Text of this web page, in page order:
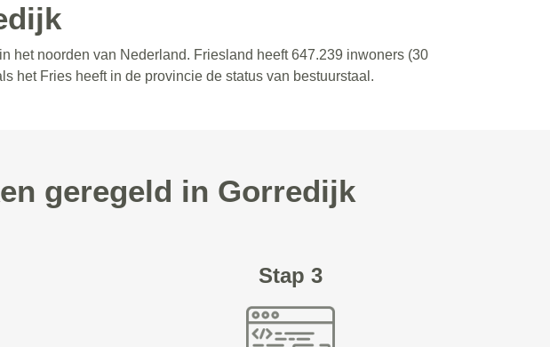
het noorden van Nederland. Friesland heeft 647.239 inwoners (30
het Fries heeft in de provincie de status van bestuurstaal.
geregeld in Gorredijk
Stap 3